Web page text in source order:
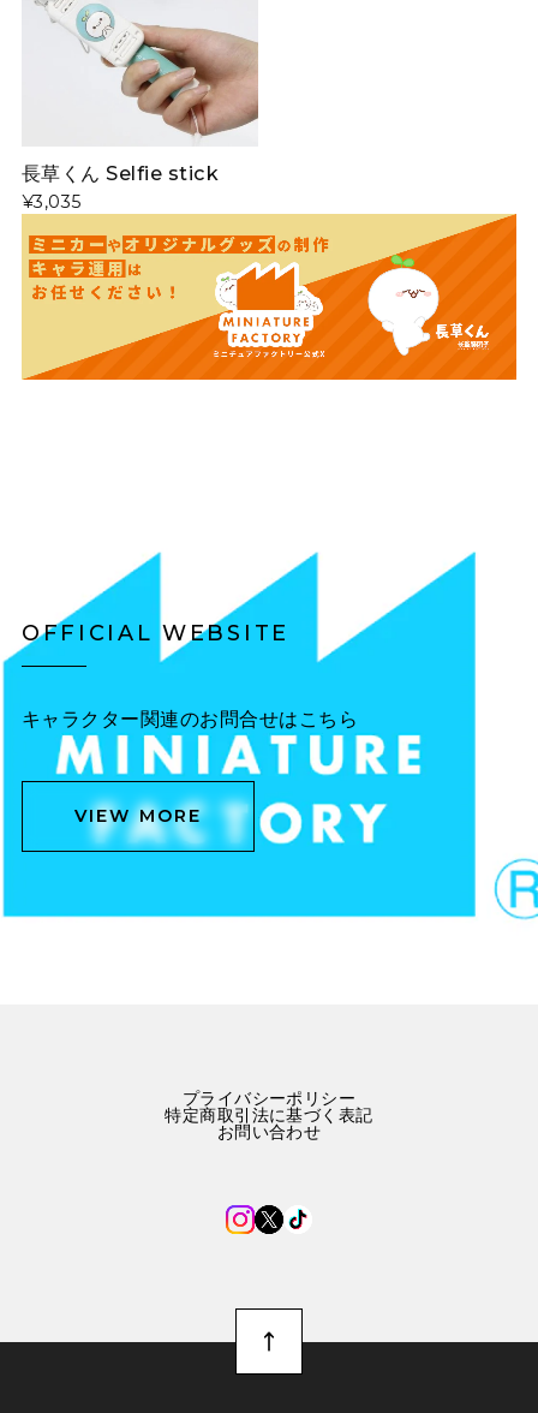
長草くん Selfie stick
¥3,035
OFFICIAL WEBSITE
キャラクター関連のお問合せはこちら
VIEW MORE
プライバシーポリシー
特定商取引法に基づく表記
お問い合わせ